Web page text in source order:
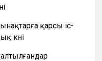
қарсы іс-
күні